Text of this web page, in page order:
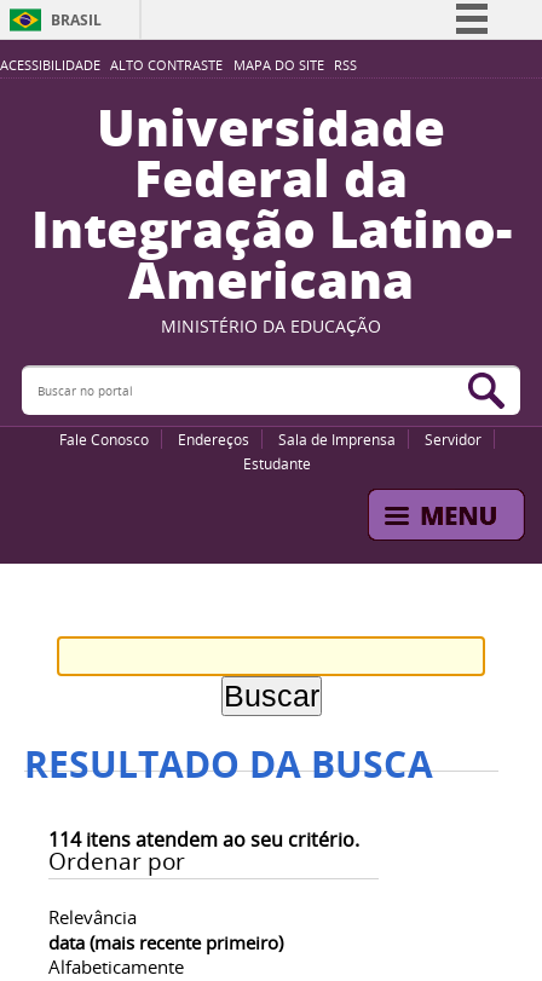
ACESSIBILIDADE ALTO CONTRASTE MAPA DO SITE RSS
BRASIL
Simplifique!
Participe
Acesso à informação
Legislação
Canais
Universidade
Federal da
Integração Latino-
Americana
MINISTÉRIO DA EDUCAÇÃO
Buscar no portal
Fale Conosco Endereços Sala de Imprensa
Servidor
Estudante
RESULTADO DA BUSCA
114itens atendem ao seu critério.
Ordenar por
Relevância
data (mais recente primeiro)
Alfabeticamente